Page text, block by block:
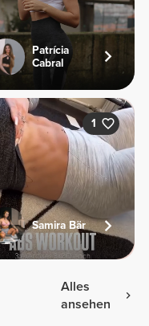
Patrícia
Cabral
1
Samira Bär
Alles
ansehen